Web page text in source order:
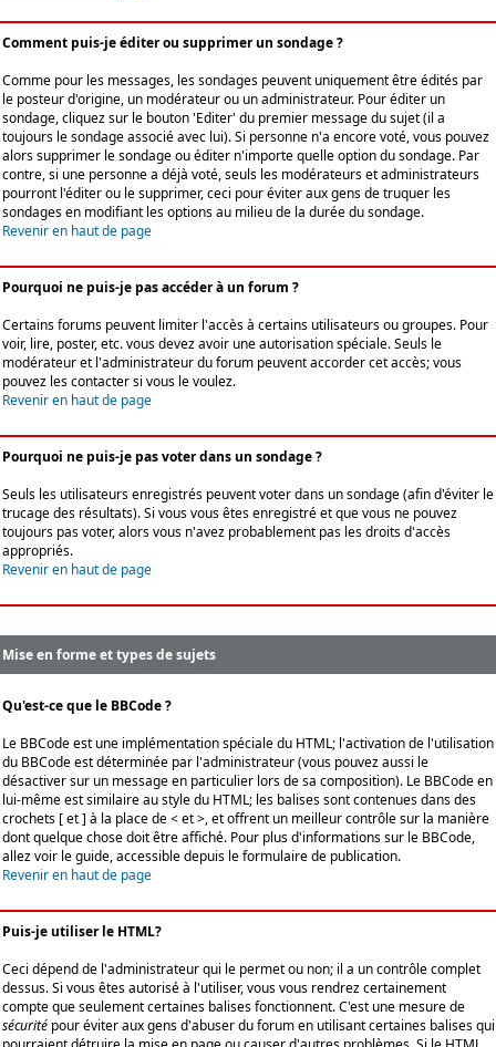
Comment puis-je éditer ou supprimer un sondage ?
Comme pour les messages, les sondages peuvent uniquement être édités par
le posteur d'origine, un modérateur ou un administrateur. Pour éditer un
sondage, cliquez sur le bouton 'Editer' du premier message du sujet (il a
toujours le sondage associé avec lui). Si personne n'a encore voté, vous pouvez
alors supprimer le sondage ou éditer n'importe quelle option du sondage. Par
contre, si une personne a déjà voté, seuls les modérateurs et administrateurs
pourront l'éditer ou le supprimer, ceci pour éviter aux gens de truquer les
sondages en modifiant les options au milieu de la durée du sondage.
Revenir en haut de page
Pourquoi ne puis-je pas accéder à un forum ?
Certains forums peuvent limiter l'accès à certains utilisateurs ou groupes. Pour
voir, lire, poster, etc. vous devez avoir une autorisation spéciale. Seuls le
modérateur et l'administrateur du forum peuvent accorder cet accès; vous
pouvez les contacter si vous le voulez.
Revenir en haut de page
Pourquoi ne puis-je pas voter dans un sondage ?
Seuls les utilisateurs enregistrés peuvent voter dans un sondage (afin d'éviter le
trucage des résultats). Si vous vous êtes enregistré et que vous ne pouvez
toujours pas voter, alors vous n'avez probablement pas les droits d'accès
appropriés.
Revenir en haut de page
Mise en forme et types de sujets
Qu'est-ce que le BBCode ?
Le BBCode est une implémentation spéciale du HTML; l'activation de l'utilisation
du BBCode est déterminée par l'administrateur (vous pouvez aussi le
désactiver sur un message en particulier lors de sa composition). Le BBCode en
lui-même est similaire au style du HTML; les balises sont contenues dans des
crochets [ et ] à la place de < et >, et offrent un meilleur contrôle sur la manière
dont quelque chose doit être affiché. Pour plus d'informations sur le BBCode,
allez voir le guide, accessible depuis le formulaire de publication.
Revenir en haut de page
Puis-je utiliser le HTML?
Ceci dépend de l'administrateur qui le permet ou non; il a un contrôle complet
dessus. Si vous êtes autorisé à l'utiliser, vous vous rendrez certainement
compte que seulement certaines balises fonctionnent. C'est une mesure de
sécurité pour éviter aux gens d'abuser du forum en utilisant certaines balises qui